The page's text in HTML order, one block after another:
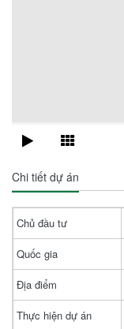
Chi tiết dự án
Chủ đầu tư
Quốc gia
Địa điểm
Thực hiện dự án